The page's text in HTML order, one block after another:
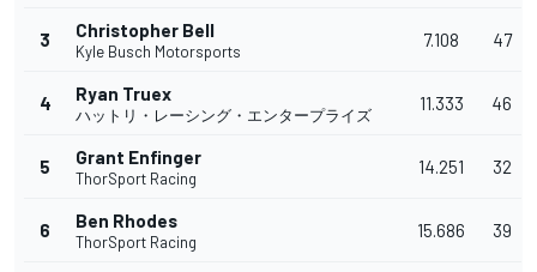
3 Christopher Bell
Kyle Busch Motorsports
7.108 47
4 Ryan Truex
ハットリ・レーシング・エンタープライズ
11.333 46
5 Grant Enfinger
ThorSport Racing
14.251 32
6 Ben Rhodes
ThorSport Racing
15.686 39